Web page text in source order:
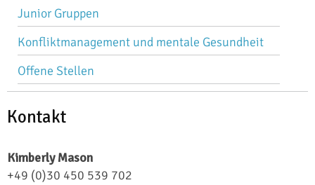
Junior Gruppen
Konfliktmanagement und mentale Gesundheit
Offene Stellen
Kontakt
Kimberly Mason
+49 (0)30 450 539 702